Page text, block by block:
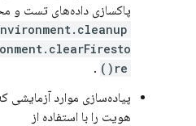
پاکسازی داده‌های تست و
re()
.
پیاده‌سازی موارد آزمایشی
هویت را با استفاده از